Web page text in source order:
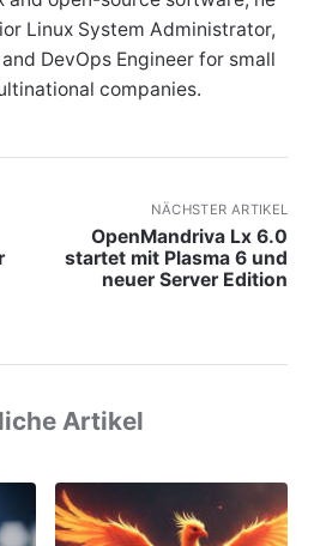
Linux System Administrator,
DevOps Engineer for small
companies.
NÄCHSTER ARTIKEL
OpenMandriva Lx 6.0
startet mit Plasma 6 und
neuer Server Edition
Artikel